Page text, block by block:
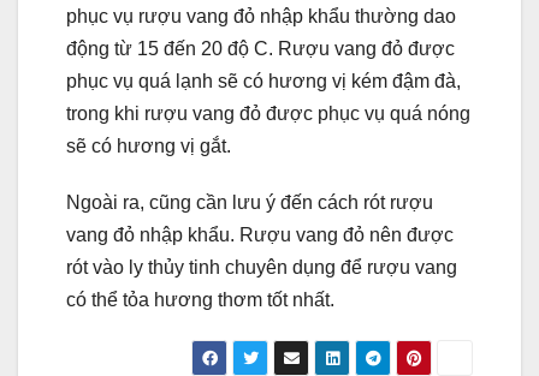
phục vụ rượu vang đỏ nhập khẩu thường dao
động từ 15 đến 20 độ C. Rượu vang đỏ được
phục vụ quá lạnh sẽ có hương vị kém đậm đà,
trong khi rượu vang đỏ được phục vụ quá nóng
sẽ có hương vị gắt.
Ngoài ra, cũng cần lưu ý đến cách rót rượu
vang đỏ nhập khẩu. Rượu vang đỏ nên được
rót vào ly thủy tinh chuyên dụng để rượu vang
có thể tỏa hương thơm tốt nhất.